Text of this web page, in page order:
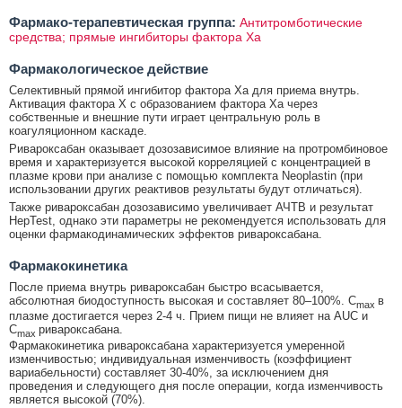
Фармако-терапевтическая группа: Антитромботические
средства; прямые ингибиторы фактора Ха
Фармакологическое действие
Селективный прямой ингибитор фактора Ха для приема внутрь.
Активация фактора Х с образованием фактора Ха через
собственные и внешние пути играет центральную роль в
коагуляционном каскаде.
Ривароксабан оказывает дозозависимое влияние на протромбиновое
время и характеризуется высокой корреляцией с концентрацией в
плазме крови при анализе с помощью комплекта Neoplastin (при
использовании других реактивов результаты будут отличаться).
Также ривароксабан дозозависимо увеличивает АЧТВ и результат
HepTest, однако эти параметры не рекомендуется использовать для
оценки фармакодинамических эффектов ривароксабана.
Фармакокинетика
После приема внутрь ривароксабан быстро всасывается,
абсолютная биодоступность высокая и составляет 80–100%. Cmax в
плазме достигается через 2-4 ч. Прием пищи не влияет на AUC и
Cmax ривароксабана.
Фармакокинетика ривароксабана характеризуется умеренной
изменчивостью; индивидуальная изменчивость (коэффициент
вариабельности) составляет 30-40%, за исключением дня
проведения и следующего дня после операции, когда изменчивость
является высокой (70%).